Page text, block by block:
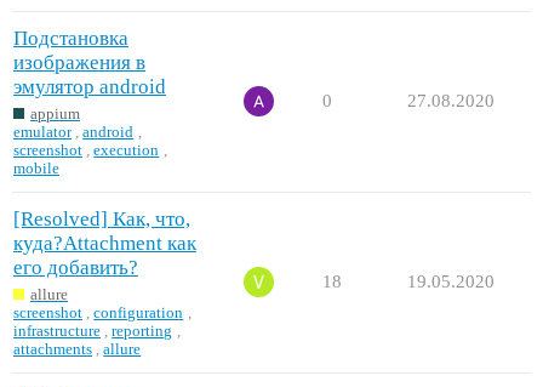
Подстановка
изображения в
эмулятор android
appium
emulator ,android
screenshot ,execution
mobile
0 27.08.2020
[Resolved] Как, что,
куда?Attachment как
его добавить?
allure
screenshot ,configuration
infrastructure ,reporting
attachments ,allure
18 19.05.2020